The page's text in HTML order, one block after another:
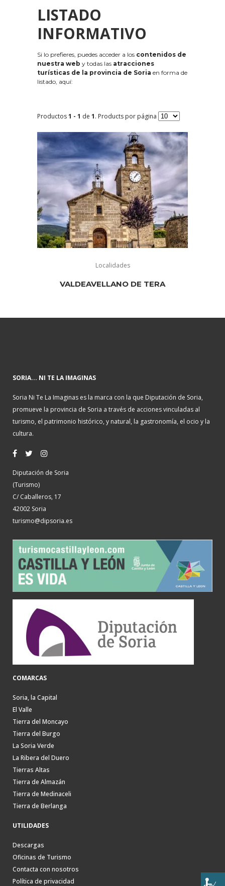
LISTADO
INFORMATIVO
Si lo prefieres, puedes acceder a los contenidos de
nuestra web y todas las atracciones
turísticas de la provincia de Soria en forma de
listado, aquí:
Productos1 - 1 de 1. Products por página
Localidades
VALDEAVELLANO DE TERA
SORIA... NI TE LA IMAGINAS
Soria Ni Te La Imaginas es la marca con la que Diputación de Soria,
promueve la provincia de Soria a través de acciones vinculadas al
turismo, el patrimonio histórico, y natural, la gastronomía, el ocio y la
cultura.
Diputación de Soria
(Turismo)
C/ Caballeros, 17
42002 Soria
turismo@dipsoria.es
COMARCAS
Soria, la Capital
El Valle
Tierra del Moncayo
Tierra del Burgo
La Soria Verde
La Ribera del Duero
Tierras Altas
Tierra de Almazán
Tierra de Medinaceli
Tierra de Berlanga
UTILIDADES
Descargas
Oficinas de Turismo
Contacta con nosotros
Política de privacidad